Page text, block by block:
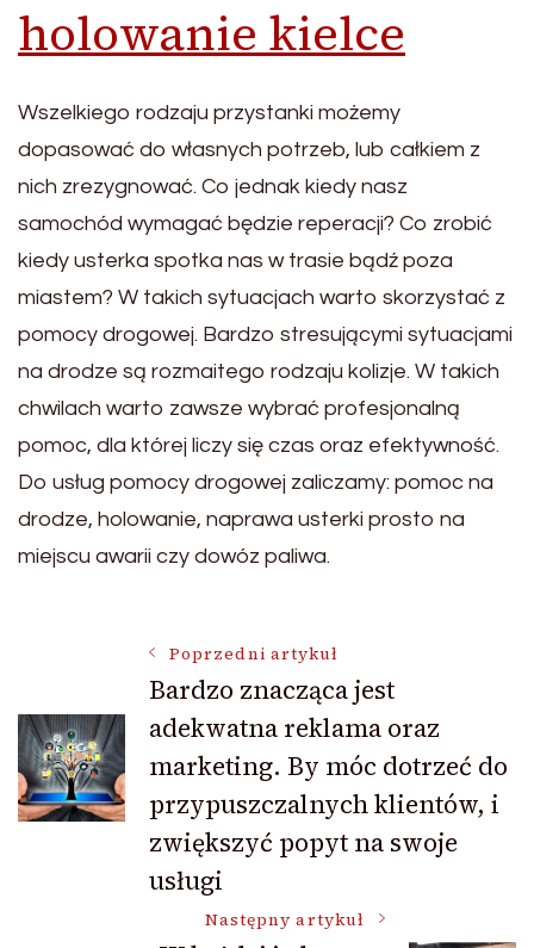
holowanie kielce
Wszelkiego rodzaju przystanki możemy
dopasować do własnych potrzeb, lub całkiem z
nich zrezygnować. Co jednak kiedy nasz
samochód wymagać będzie reperacji? Co zrobić
kiedy usterka spotka nas w trasie bądź poza
miastem? W takich sytuacjach warto skorzystać z
pomocy drogowej. Bardzo stresującymi sytuacjami
na drodze są rozmaitego rodzaju kolizje. W takich
chwilach warto zawsze wybrać profesjonalną
pomoc, dla której liczy się czas oraz efektywność.
Do usług pomocy drogowej zaliczamy: pomoc na
drodze, holowanie, naprawa usterki prosto na
miejscu awarii czy dowóz paliwa.
Nawigacja
wpisu
Poprzedni artykuł
Bardzo znacząca jest
adekwatna reklama oraz
marketing. By móc dotrzeć do
przypuszczalnych klientów, i
zwiększyć popyt na swoje
usługi
Następny artykuł